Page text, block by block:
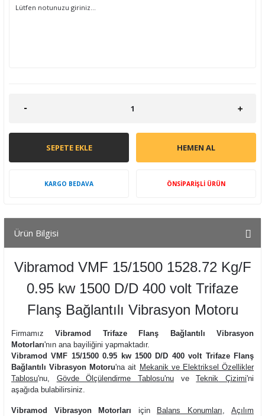
SEPETE EKLE HEMEN AL
KARGO BEDAVA ÖNSİPARİŞLİ ÜRÜN
Ürün Bilgisi
Vibramod VMF 15/1500 1528.72 Kg/F
0.95 kw 1500 D/D 400 volt Trifaze
Flanş Bağlantılı Vibrasyon Motoru
FirmamızVibramod Trifaze Flanş Bağlantılı Vibrasyon
Motorları'nın ana bayiliğini yapmaktadır.
Vibramod VMF 15/1500 0.95 kw 1500 D/D 400 volt Trifaze Flanş
Bağlantılı Vibrasyon Motoru'na ait Mekanik ve Elektriksel Özellikler
Tablosu'nu, Gövde Ölçülendirme Tablosu'nu veTeknik Çizimi'ni
aşağıda bulabilirsiniz.
Vibramod Vibrasyon Motorları için Balans Konumları, Açılım